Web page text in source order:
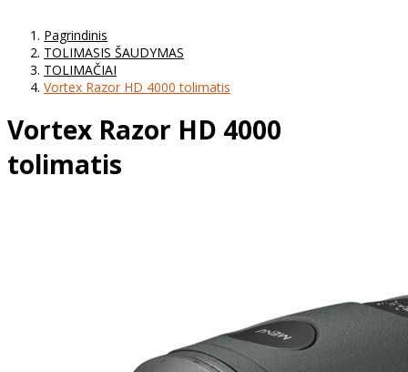
Pagrindinis
TOLIMASIS ŠAUDYMAS
TOLIMAČIAI
Vortex Razor HD 4000 tolimatis
Vortex Razor HD 4000
tolimatis